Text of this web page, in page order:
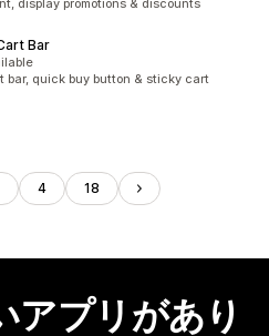
display promotions & discounts
Bar
bar, quick buy button & sticky cart
4 18
アプリがあり